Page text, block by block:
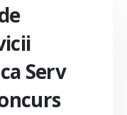
Serv